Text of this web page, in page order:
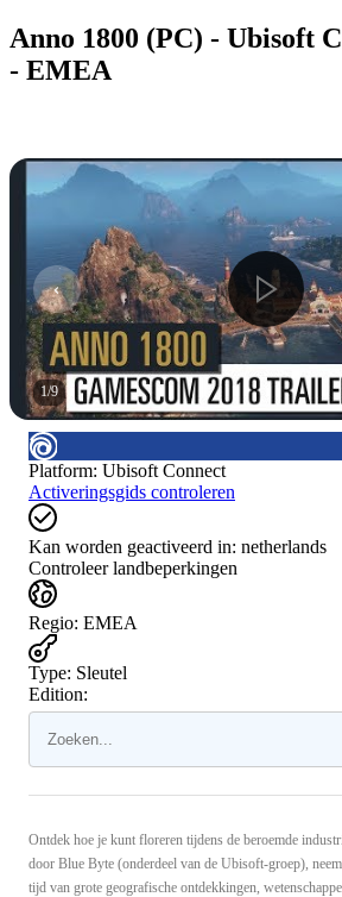
Anno 1800 (PC) - Ubisoft
- EMEA
1/9
Platform: Ubisoft Connect
Activeringsgids controleren
Kan worden geactiveerd in: netherlands
Controleer landbeperkingen
Regio: EMEA
Type: Sleutel
Edition:
Ontdek hoe je kunt floreren tijdens de beroemde
door Blue Byte (onderdeel van de Ubisoft-groep),
tijd van grote geografische ontdekkingen,